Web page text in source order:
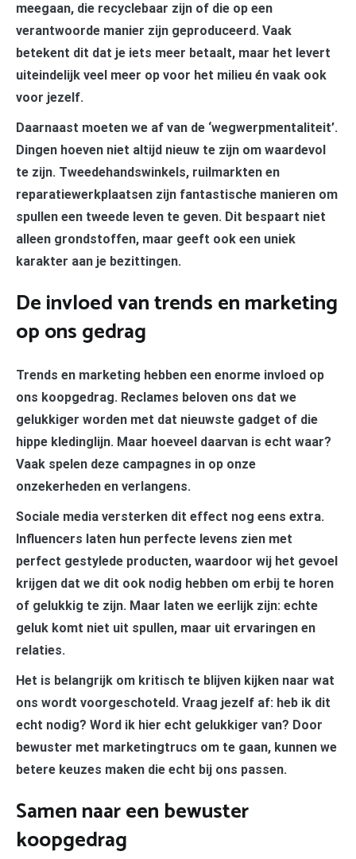
meegaan, die recyclebaar zijn of die op een
verantwoorde manier zijn geproduceerd. Vaak
betekent dit dat je iets meer betaalt, maar het levert
uiteindelijk veel meer op voor het milieu én vaak ook
voor jezelf.
Daarnaast moeten we af van de ‘wegwerpmentaliteit’.
Dingen hoeven niet altijd nieuw te zijn om waardevol
te zijn. Tweedehandswinkels, ruilmarkten en
reparatiewerkplaatsen zijn fantastische manieren om
spullen een tweede leven te geven. Dit bespaart niet
alleen grondstoffen, maar geeft ook een uniek
karakter aan je bezittingen.
De invloed van trends en marketing
op ons gedrag
Trends en marketing hebben een enorme invloed op
ons koopgedrag. Reclames beloven ons dat we
gelukkiger worden met dat nieuwste gadget of die
hippe kledinglijn. Maar hoeveel daarvan is echt waar?
Vaak spelen deze campagnes in op onze
onzekerheden en verlangens.
Sociale media versterken dit effect nog eens extra.
Influencers laten hun perfecte levens zien met
perfect gestylede producten, waardoor wij het gevoel
krijgen dat we dit ook nodig hebben om erbij te horen
of gelukkig te zijn. Maar laten we eerlijk zijn: echte
geluk komt niet uit spullen, maar uit ervaringen en
relaties.
Het is belangrijk om kritisch te blijven kijken naar wat
ons wordt voorgeschoteld. Vraag jezelf af: heb ik dit
echt nodig? Word ik hier echt gelukkiger van? Door
bewuster met marketingtrucs om te gaan, kunnen we
betere keuzes maken die echt bij ons passen.
Samen naar een bewuster
koopgedrag